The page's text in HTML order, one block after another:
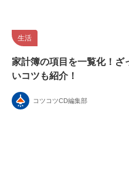
生活
家計簿の項目を一覧化！ざ
いコツも紹介！
コツコツCD編集部